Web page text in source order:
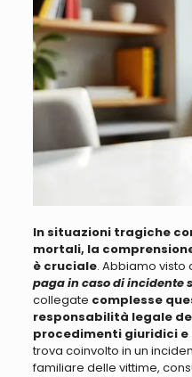
In situazioni tragiche
mortali, la
è cruciale. Abbiamo visto
paga in caso di incidente
collegate complesse
responsabilità legale
procedimenti giuridici
trova coinvolto in un
familiare delle vittime,